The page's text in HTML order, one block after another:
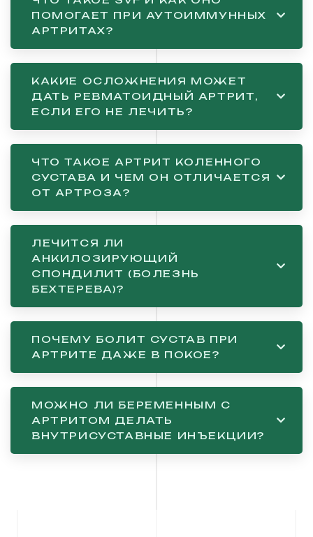
ПОМОГАЕТ ПРИ АУТОИММУННЫХ
АРТРИТАХ?
КАКИЕ ОСЛОЖНЕНИЯ МОЖЕТ
ДАТЬ РЕВМАТОИДНЫЙ АРТРИТ,
ЕСЛИ ЕГО НЕ ЛЕЧИТЬ?
ЧТО ТАКОЕ АРТРИТ КОЛЕННОГО
СУСТАВА И ЧЕМ ОН ОТЛИЧАЕТСЯ
ОТ АРТРОЗА?
ЛЕЧИТСЯ ЛИ
АНКИЛОЗИРУЮЩИЙ
СПОНДИЛИТ (БОЛЕЗНЬ
БЕХТЕРЕВА)?
ПОЧЕМУ БОЛИТ СУСТАВ ПРИ
АРТРИТЕ ДАЖЕ В ПОКОЕ?
МОЖНО ЛИ БЕРЕМЕННЫМ С
АРТРИТОМ ДЕЛАТЬ
ВНУТРИСУСТАВНЫЕ ИНЪЕКЦИИ?